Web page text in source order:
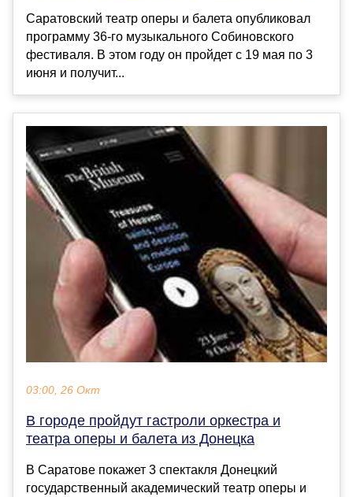
Саратовский театр оперы и балета опубликовал
программу 36-го музыкального Собиновского
фестиваля. В этом году он пройдет с 19 мая по 3
июня и получит...
03:00, 26 Окт
В городе пройдут гастроли оркестра и
театра оперы и балета из Донецка
В Саратове покажет 3 спектакля Донецкий
государственный академический театр оперы и